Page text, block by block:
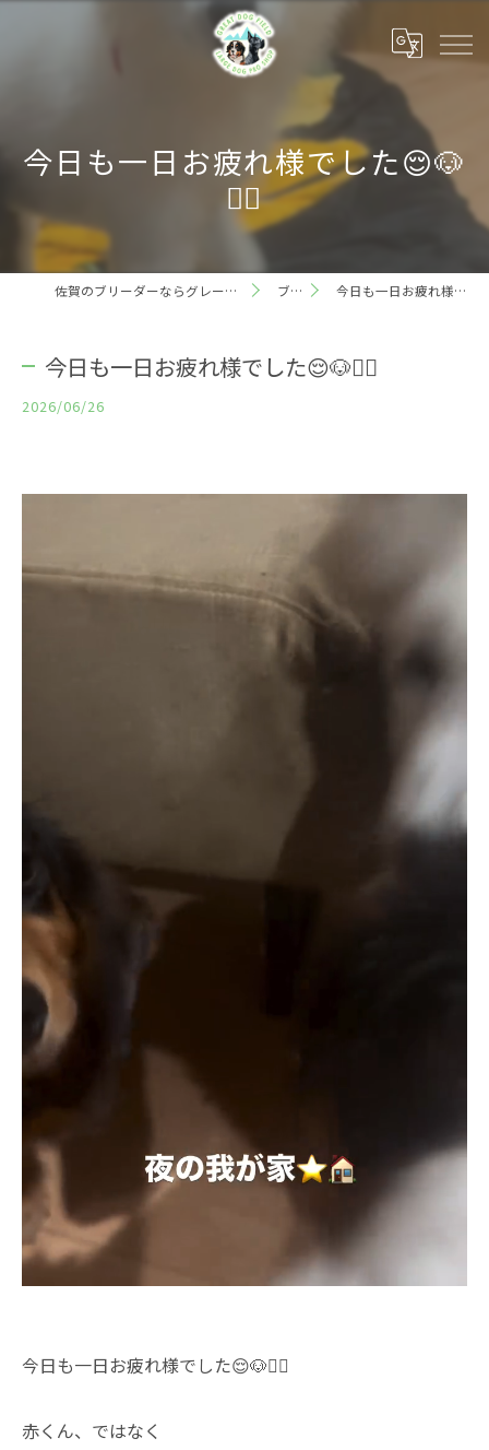
今日も一日お疲れ様でした😌🐶
🙇‍♂️
佐賀のブリーダーならグレートドッグフィールド ブログ 今日も一日お疲れ様でした😌🐶🙇‍♂️
今日も一日お疲れ様でした😌🐶🙇‍♂️
2026/06/26
今日も一日お疲れ様でした😌🐶🙇‍♂️
赤くん、ではなく